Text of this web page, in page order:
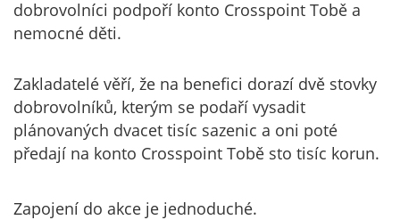
dobrovolníci podpoří konto Crosspoint Tobě a
nemocné děti.
Zakladatelé věří, že na benefici dorazí dvě stovky
dobrovolníků, kterým se podaří vysadit
plánovaných dvacet tisíc sazenic a oni poté
předají na konto Crosspoint Tobě sto tisíc korun.
Zapojení do akce je jednoduché.